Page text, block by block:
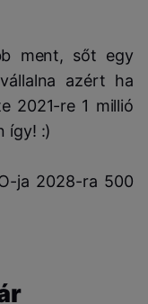
ment, sőt egy
azért ha
2021-re 1 millió
így! :)
ja 2028-ra 500